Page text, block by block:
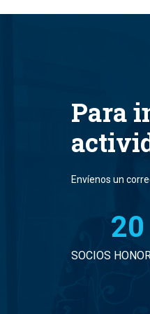
Para
Envíenos un
20
SOCIOS